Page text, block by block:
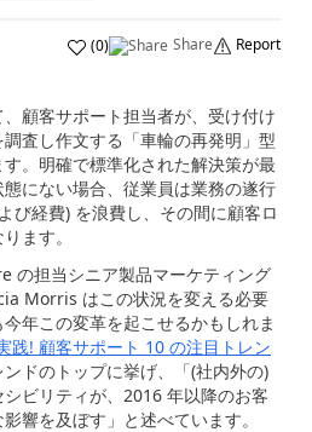
(0) Share Report
顧客サポート担当者が、受け付け
査し作文する「車輪の再発明」型
。明確で標準化された解決策が最
にない場合、従業員は業務の遂行
び経費) を浪費し、その間に顧客ロ
ます。
の担当シニア製品マーケティング
Morris はこの状況を変える必要
年この変革を起こせるかもしれま
践! 顧客サポート 10 の注目トレン
ドのトップに挙げ、「(社内外の)
ビリティが、2016 年以降のお客
響を及ぼす」と述べています。